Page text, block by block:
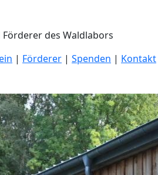
des Waldlabors
| Förderer | Spenden | Kontakt